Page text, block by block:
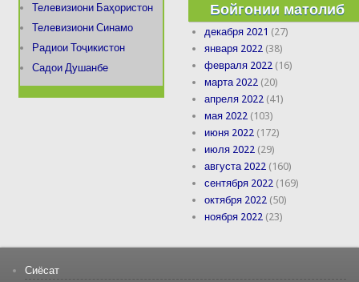
Телевизиони Баҳористон
Телевизиони Синамо
Радиои Тоҷикистон
Садои Душанбе
Бойгонии матолиб
декабря 2021 (27)
января 2022 (38)
февраля 2022 (16)
марта 2022 (20)
апреля 2022 (41)
мая 2022 (103)
июня 2022 (172)
июля 2022 (29)
августа 2022 (160)
сентября 2022 (169)
октября 2022 (50)
ноября 2022 (23)
Сиёсат